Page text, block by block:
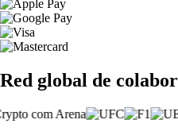
Red global de